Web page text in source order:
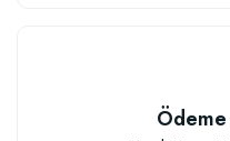
Sepete Ekle